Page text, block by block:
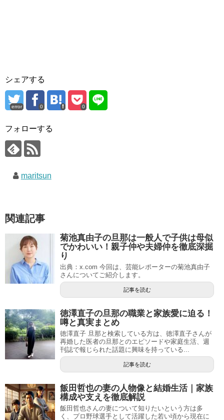
シェアする
error 0 0
フォローする
maritsun
関連記事
菊池真由子の旦那は一般人で子供は母似
でかわいい！親子仲や夫婦仲を徹底深掘
り
出典：x.com 今回は、芸能レポーターの菊池真由子
さんについてご紹介します。
記事を読む
徳澤直子の旦那の職業と家族愛に迫る！
噂と真実まとめ
徳澤直子 旦那と検索している方は、徳澤直子さんが
再婚した医者の旦那とのエピソードや家庭生活、週
刊誌で報じられた話題に興味を持っている...
記事を読む
飯田哲也の妻の人物像と結婚生活｜家族
構成や支えを徹底解説
飯田哲也さんの妻について知りたいという方は多
く、プロ野球選手として活躍した若い頃から現在に